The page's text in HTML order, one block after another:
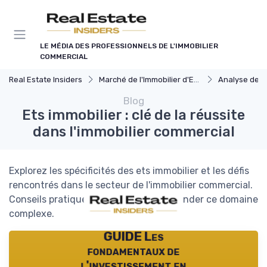
LE MÉDIA DES PROFESSIONNELS DE L'IMMOBILIER
COMMERCIAL
Real Estate Insiders Marché de l'Immobilier d'Entreprise Analyse des
Blog
Ets immobilier : clé de la réussite
dans l'immobilier commercial
Explorez les spécificités des ets immobilier et les défis
rencontrés dans le secteur de l'immobilier commercial.
Conseils pratiques pour mieux appréhender ce domaine
complexe.
GUIDE Les
fondamentaux de